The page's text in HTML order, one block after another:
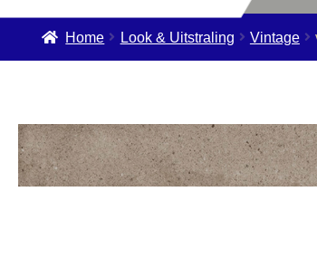
Home Look & Uitstraling Vintage